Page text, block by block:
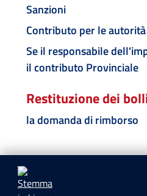
Sanzioni
Contributo per le
Se il responsabile
il contributo Provinciale
Restituzione dei
la domanda di rimborso